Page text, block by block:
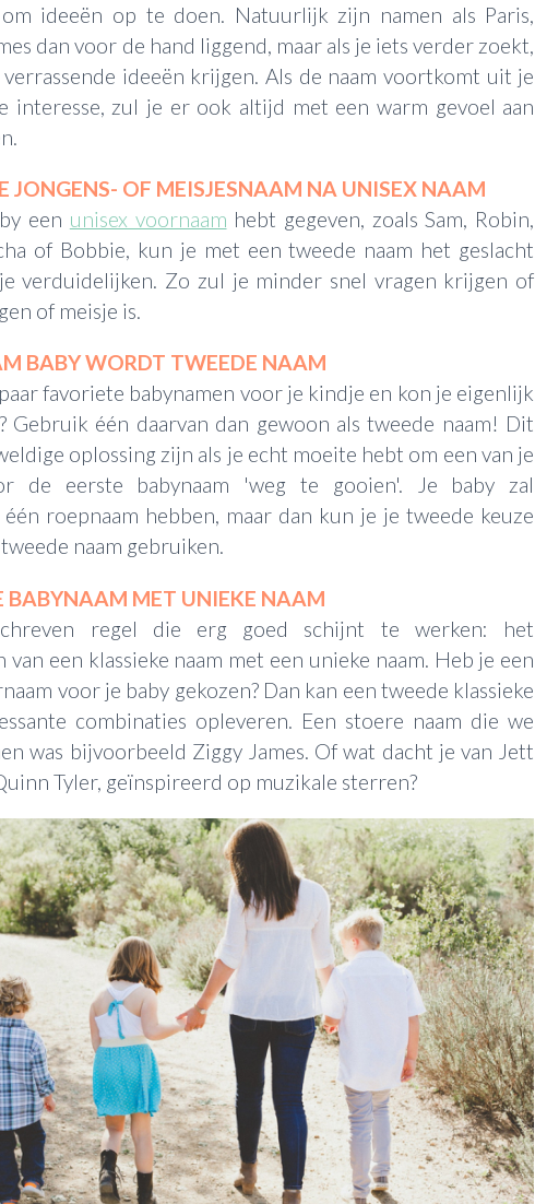
ideeën op te doen. Natuurlijk zijn namen als Paris,
dan voor de hand liggend, maar als je iets verder zoekt,
ideeën krijgen. Als de naam voortkomt uit je
interesse, zul je er ook altijd met een warm gevoel aan
JONGENS- OF MEISJESNAAM NA UNISEX NAAM
een unisex voornaam hebt gegeven, zoals Sam, Robin,
of Bobbie, kun je met een tweede naam het geslacht
verduidelijken. Zo zul je minder snel vragen krijgen of
of meisje is.
BABY WORDT TWEEDE NAAM
favoriete babynamen voor je kindje en kon je eigenlijk
Gebruik één daarvan dan gewoon als tweede naam! Dit
oplossing zijn als je echt moeite hebt om een van je
de eerste babynaam 'weg te gooien'. Je baby zal
roepnaam hebben, maar dan kun je je tweede keuze
naam gebruiken.
BABYNAAM MET UNIEKE NAAM
regel die erg goed schijnt te werken: het
van een klassieke naam met een unieke naam. Heb je een
voor je baby gekozen? Dan kan een tweede klassieke
combinaties opleveren. Een stoere naam die we
was bijvoorbeeld Ziggy James. Of wat dacht je van Jett
Tyler, geïnspireerd op muzikale sterren?